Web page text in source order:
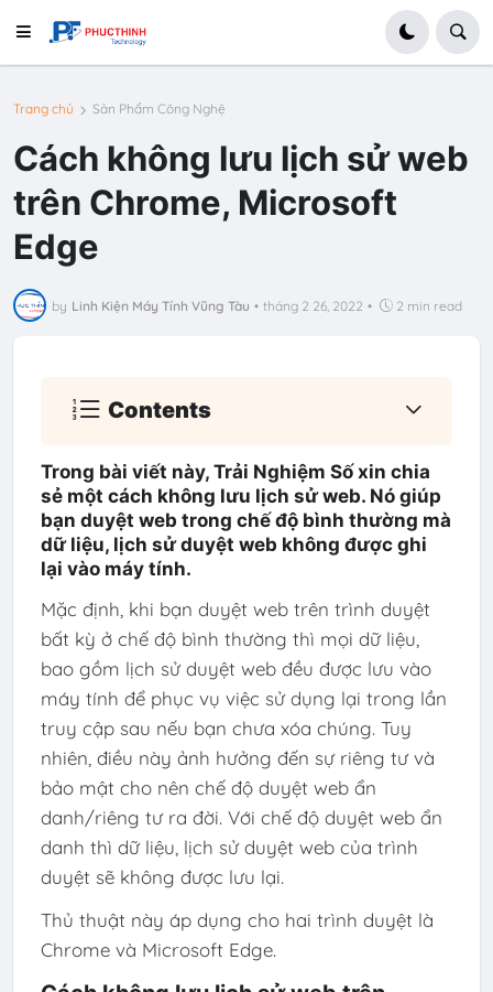
Trang chủ Sản Phẩm Công Nghệ
Cách không lưu lịch sử web
trên Chrome, Microsoft
Edge
by Linh Kiện Máy Tính Vũng Tàu • tháng 2 26, 2022 • 2 min read
Contents
Trong bài viết này, Trải Nghiệm Số xin chia
sẻ một cách không lưu lịch sử web. Nó giúp
bạn duyệt web trong chế độ bình thường mà
dữ liệu, lịch sử duyệt web không được ghi
lại vào máy tính.
Mặc định, khi bạn duyệt web trên trình duyệt
bất kỳ ở chế độ bình thường thì mọi dữ liệu,
bao gồm lịch sử duyệt web đều được lưu vào
máy tính để phục vụ việc sử dụng lại trong lần
truy cập sau nếu bạn chưa xóa chúng. Tuy
nhiên, điều này ảnh hưởng đến sự riêng tư và
bảo mật cho nên chế độ duyệt web ẩn
danh/riêng tư ra đời. Với chế độ duyệt web ẩn
danh thì dữ liệu, lịch sử duyệt web của trình
duyệt sẽ không được lưu lại.
Thủ thuật này áp dụng cho hai trình duyệt là
Chromevà Microsoft Edge.